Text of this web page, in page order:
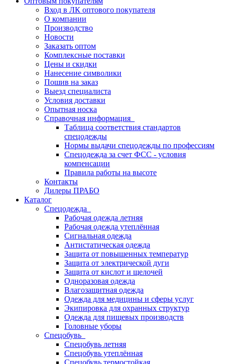
Вход в ЛК оптового покупателя
О компании
Производство
Новости
Заказать оптом
Комплексные поставки
Цены и скидки
Нанесение символики
Пошив на заказ
Выезд специалиста
Условия доставки
Опытная носка
Справочная информация
Таблица соответствия стандартов
спецодежды
Нормы выдачи спецодежды по профессиям
Спецодежда за счет ФСС - условия
компенсации
Правила работы на высоте
Контакты
Дилеры ПРАБО
Каталог
Спецодежда
Рабочая одежда летняя
Рабочая одежда утеплённая
Сигнальная одежда
Антистатическая одежда
Защита от повышенных температур
Защита от электрической дуги
Защита от кислот и щелочей
Одноразовая одежда
Влагозащитная одежда
Одежда для медицины и сферы услуг
Экипировка для охранных структур
Одежда для пищевых производств
Головные уборы
Спецобувь
Спецобувь летняя
Спецобувь утеплённая
Спецобувь термостойкая